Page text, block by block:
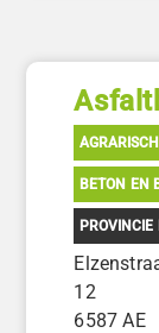
BETON EN
PROVINCIE
12
6587 AE